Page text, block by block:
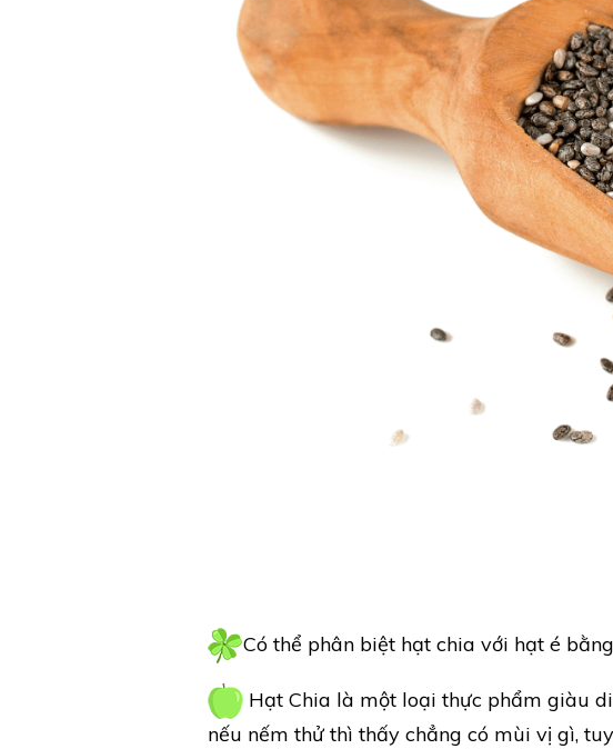
Có thể phân biệt hạt chia với hạt é
Hạt Chia là một loại thực phẩm giàu
nếu nếm thử thì thấy chẳng có mùi vị gì,